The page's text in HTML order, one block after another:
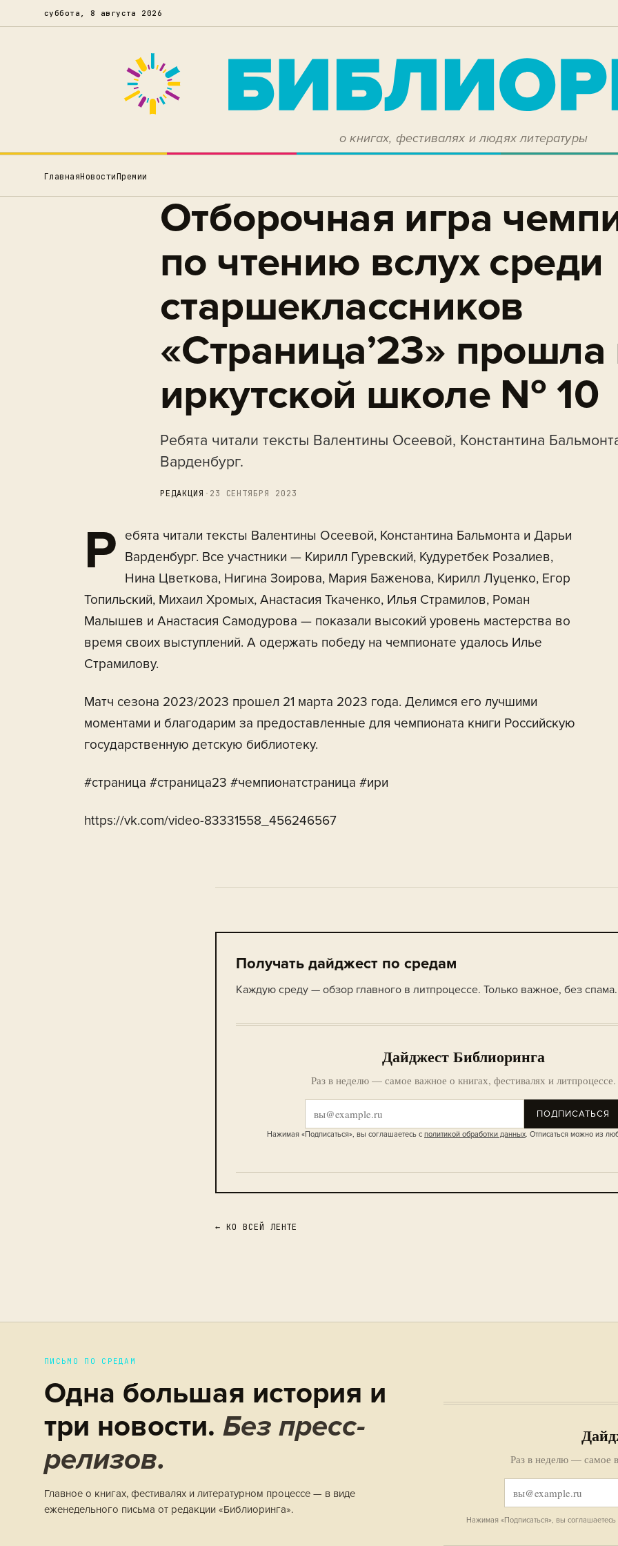
суббота, 8 августа 2026
о книгах, фестивалях и людях литературы
ГлавнаяНовостиПремии
Отборочная игра
по чтению вслух среди
старшеклассников
«Страница’23» прошла
иркутской школе № 10
Ребята читали тексты Валентины Осеевой, Константина
Варденбург.
РЕДАКЦИЯ · 23 СЕНТЯБРЯ 2023
Р
ебята читали тексты Валентины Осеевой, Константина Бальмонта и Дарьи
Варденбург. Все участники — Кирилл Гуревский, Кудуретбек Розалиев,
Нина Цветкова, Нигина Зоирова, Мария Баженова, Кирилл Луценко, Егор
Топильский, Михаил Хромых, Анастасия Ткаченко, Илья Страмилов, Роман
Малышев и Анастасия Самодурова — показали высокий уровень мастерства во
время своих выступлений. А одержать победу на чемпионате удалось Илье
Страмилову.
Матч сезона 2023/2023 прошел 21 марта 2023 года. Делимся его лучшими
моментами и благодарим за предоставленные для чемпионата книги Российскую
государственную детскую библиотеку.
#страница #страница23 #чемпионатстраница #ири
https://vk.com/video-83331558_456246567
Получать дайджест по средам
Каждую среду — обзор главного в литпроцессе. Только важное, без спама.
Дайджест Библиоринга
Раз в неделю — самое важное о книгах, фестивалях и литпроцессе.
ПОДПИСАТЬСЯ
Нажимая «Подписаться», вы соглашаетесь с политикой обработки данных. Отписаться можно из
← КО ВСЕЙ ЛЕНТЕ
ПИСЬМО ПО СРЕДАМ
Одна большая история и
три новости. Без пресс-
релизов.
Главное о книгах, фестивалях и литературном процессе — в виде
еженедельного письма от редакции «Библиоринга».
Раз в неделю — самое
Нажимая «Подписаться», вы соглашаетесь